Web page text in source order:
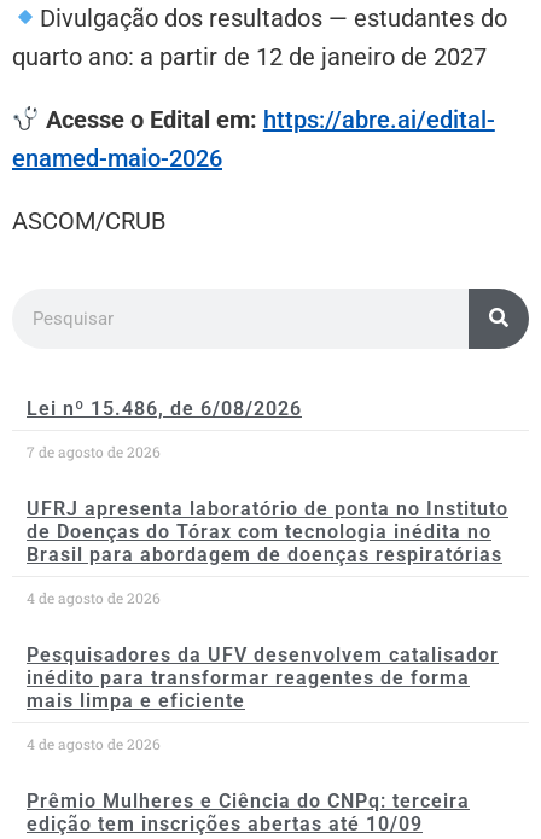
Divulgação dos resultados — estudantes do
quarto ano: a partir de 12 de janeiro de 2027
Acesse o Edital em: https://abre.ai/edital-
enamed-maio-2026
ASCOM/CRUB
Lei nº 15.486, de 6/08/2026
7 de agosto de 2026
UFRJ apresenta laboratório de ponta no Instituto
de Doenças do Tórax com tecnologia inédita no
Brasil para abordagem de doenças respiratórias
4 de agosto de 2026
Pesquisadores da UFV desenvolvem catalisador
inédito para transformar reagentes de forma
mais limpa e eficiente
4 de agosto de 2026
Prêmio Mulheres e Ciência do CNPq: terceira
edição tem inscrições abertas até 10/09